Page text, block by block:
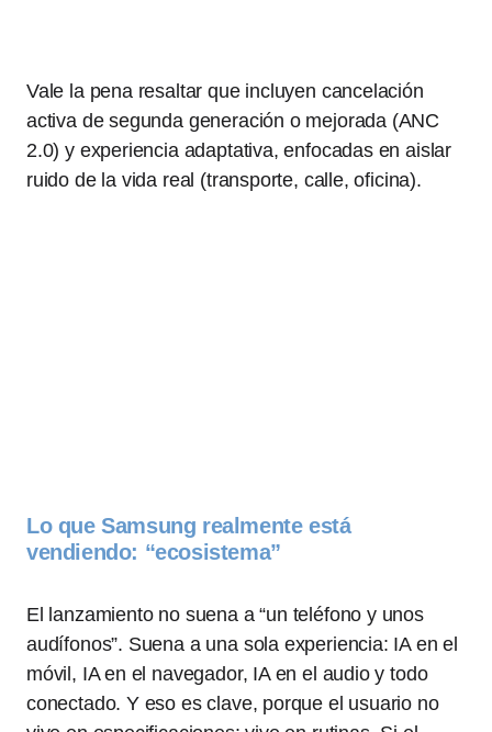
Vale la pena resaltar que incluyen cancelación
activa de segunda generación o mejorada (ANC
2.0) y experiencia adaptativa, enfocadas en aislar
ruido de la vida real (transporte, calle, oficina).
Lo que Samsung realmente está
vendiendo: “ecosistema”
El lanzamiento no suena a “un teléfono y unos
audífonos”. Suena a una sola experiencia: IA en el
móvil, IA en el navegador, IA en el audio y todo
conectado. Y eso es clave, porque el usuario no